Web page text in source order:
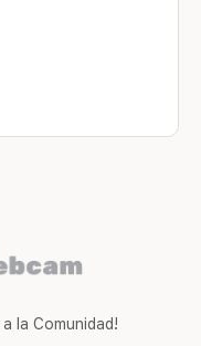
la Comunidad!